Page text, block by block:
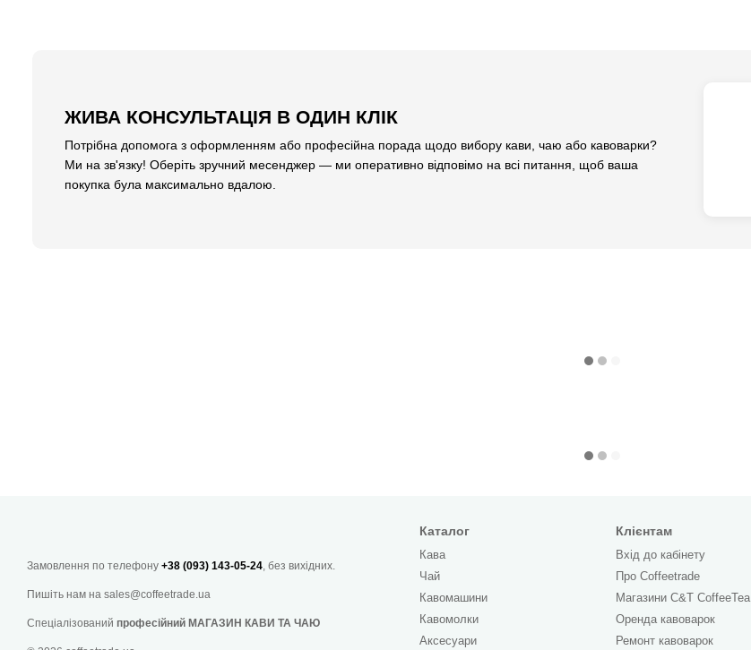
ЖИВА КОНСУЛЬТАЦІЯ В ОДИН КЛІК
Потрібна допомога з оформленням або професійна порада щодо вибору кави, чаю або кавоварки?
Ми на зв'язку! Оберіть зручний месенджер — ми оперативно відповімо на всі питання, щоб ваша
покупка була максимально вдалою.
Замовлення по телефону +38 (093) 143-05-24, без вихідних.
Пишіть нам на sales@coffeetrade.ua
Спеціалізований професійний МАГАЗИН КАВИ ТА ЧАЮ
Каталог
Кава
Чай
Кавомашини
Кавомолки
Аксесуари
Клієнтам
Вхід до кабінету
Про Сoffeetrade
Магазини C&T CoffeeTea
Оренда кавоварок
Ремонт кавоварок